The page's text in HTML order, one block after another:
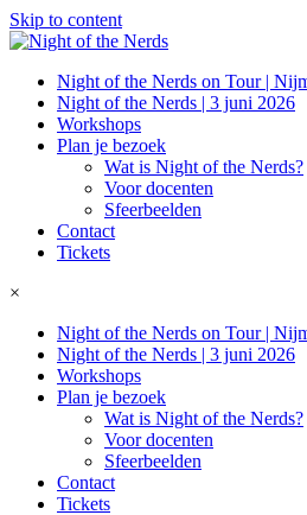
Skip to content
Night of the Nerds on Tour |
Night of the Nerds | 3 juni 2026
Workshops
Plan je bezoek
Wat is Night of the Nerds?
Voor docenten
Sfeerbeelden
Contact
Tickets
×
Night of the Nerds on Tour |
Night of the Nerds | 3 juni 2026
Workshops
Plan je bezoek
Wat is Night of the Nerds?
Voor docenten
Sfeerbeelden
Contact
Tickets